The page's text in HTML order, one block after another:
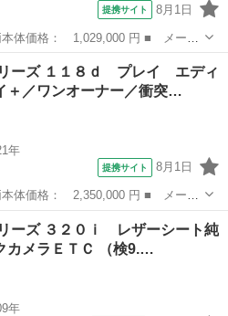
提携サイト 8月1日
■ グレード名： ｘＤｒｉｖ
2000cc ■ ドア枚数： 5D ...
リーズ １１８ｄ プレイ エディ
＋／ワンオーナー／衝突…
年
提携サイト 8月1日
リーズ ■ グレード名： １１８
／ワンオーナー／衝突軽減ブレー
ーズ ３２０ｉ レザーシート純
カメラＥＴＣ （検9.…
年